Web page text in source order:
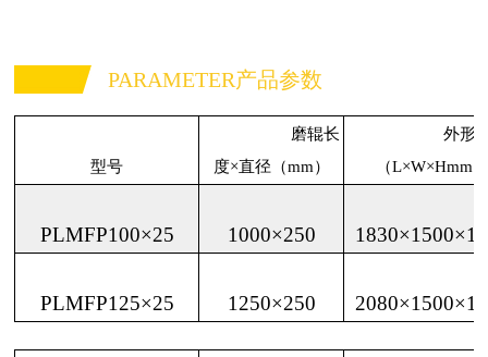
PARAMETER产品参数
型号
磨辊长
度×直径（mm）
外形尺
（L×W×Hmm）
PLMFP100×25 1000×250 1830×150
PLMFP125×25 1250×250 2080×150